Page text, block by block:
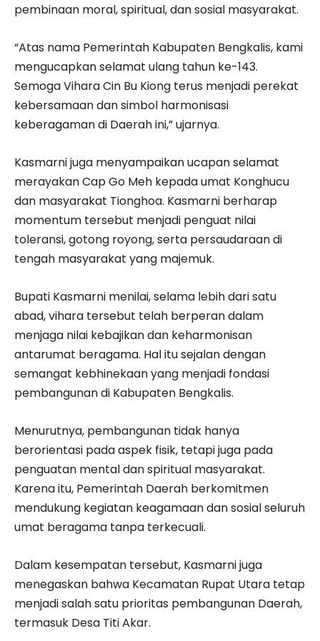
pembinaan moral, spiritual, dan sosial masyarakat.
“Atas nama Pemerintah Kabupaten Bengkalis, kami
mengucapkan selamat ulang tahun ke-143.
Semoga Vihara Cin Bu Kiong terus menjadi perekat
kebersamaan dan simbol harmonisasi
keberagaman di Daerah ini,” ujarnya.
Kasmarni juga menyampaikan ucapan selamat
merayakan Cap Go Meh kepada umat Konghucu
dan masyarakat Tionghoa. Kasmarni berharap
momentum tersebut menjadi penguat nilai
toleransi, gotong royong, serta persaudaraan di
tengah masyarakat yang majemuk.
Bupati Kasmarni menilai, selama lebih dari satu
abad, vihara tersebut telah berperan dalam
menjaga nilai kebajikan dan keharmonisan
antarumat beragama. Hal itu sejalan dengan
semangat kebhinekaan yang menjadi fondasi
pembangunan di Kabupaten Bengkalis.
Menurutnya, pembangunan tidak hanya
berorientasi pada aspek fisik, tetapi juga pada
penguatan mental dan spiritual masyarakat.
Karena itu, Pemerintah Daerah berkomitmen
mendukung kegiatan keagamaan dan sosial seluruh
umat beragama tanpa terkecuali.
Dalam kesempatan tersebut, Kasmarni juga
menegaskan bahwa Kecamatan Rupat Utara tetap
menjadi salah satu prioritas pembangunan Daerah,
termasuk Desa Titi Akar.